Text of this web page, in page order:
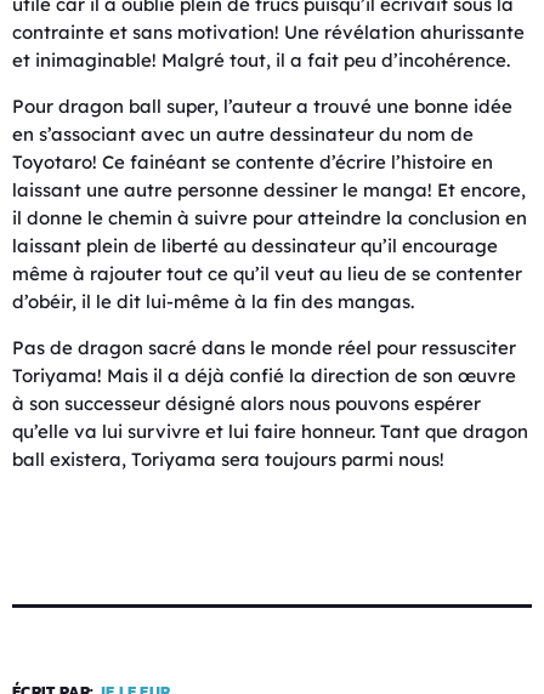
utile car il a oublié plein de trucs puisqu’il écrivait sous la
contrainte et sans motivation! Une révélation ahurissante
et inimaginable! Malgré tout, il a fait peu d’incohérence.
Pour dragon ball super, l’auteur a trouvé une bonne idée
en s’associant avec un autre dessinateur du nom de
Toyotaro! Ce fainéant se contente d’écrire l’histoire en
laissant une autre personne dessiner le manga! Et encore,
il donne le chemin à suivre pour atteindre la conclusion en
laissant plein de liberté au dessinateur qu’il encourage
même à rajouter tout ce qu’il veut au lieu de se contenter
d’obéir, il le dit lui-même à la fin des mangas.
Pas de dragon sacré dans le monde réel pour ressusciter
Toriyama! Mais il a déjà confié la direction de son œuvre
à son successeur désigné alors nous pouvons espérer
qu’elle va lui survivre et lui faire honneur. Tant que dragon
ball existera, Toriyama sera toujours parmi nous!